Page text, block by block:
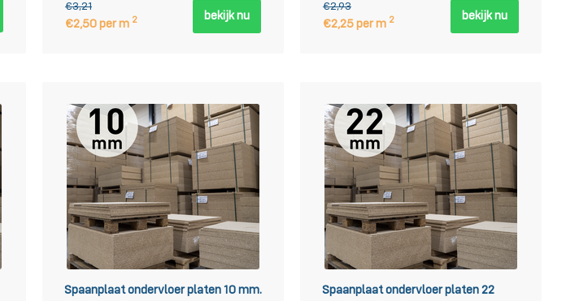
€3,21
€2,50 per m 2 bekijk nu
€2,93
€2,25 per m 2 bekijk nu
Spaanplaat ondervloer platen 10 mm.
Spaanplaat ondervloer platen 22